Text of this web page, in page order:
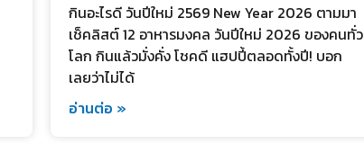
กินอะไรดี วันปีใหม่ 2569 New Year 2026 ตามมา
เช็คลิสต์ 12 อาหารมงคล วันปีใหม่ 2026 ของคนทั่ว
โลก กินแล้วมั่งคั่ง โชคดี แฮปปี้ตลอดทั้งปี! บอก
เลยว่าไม่ได้
อ่านต่อ »